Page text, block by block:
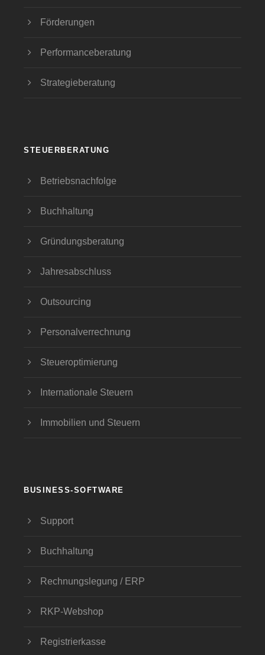
Förderungen
Performanceberatung
Strategieberatung
STEUERBERATUNG
Betriebsnachfolge
Buchhaltung
Gründungsberatung
Jahresabschluss
Outsourcing
Personalverrechnung
Steueroptimierung
Internationale Steuern
Immobilien und Steuern
BUSINESS-SOFTWARE
Support
Buchhaltung
Rechnungslegung / ERP
RKP-Webshop
Registrierkasse